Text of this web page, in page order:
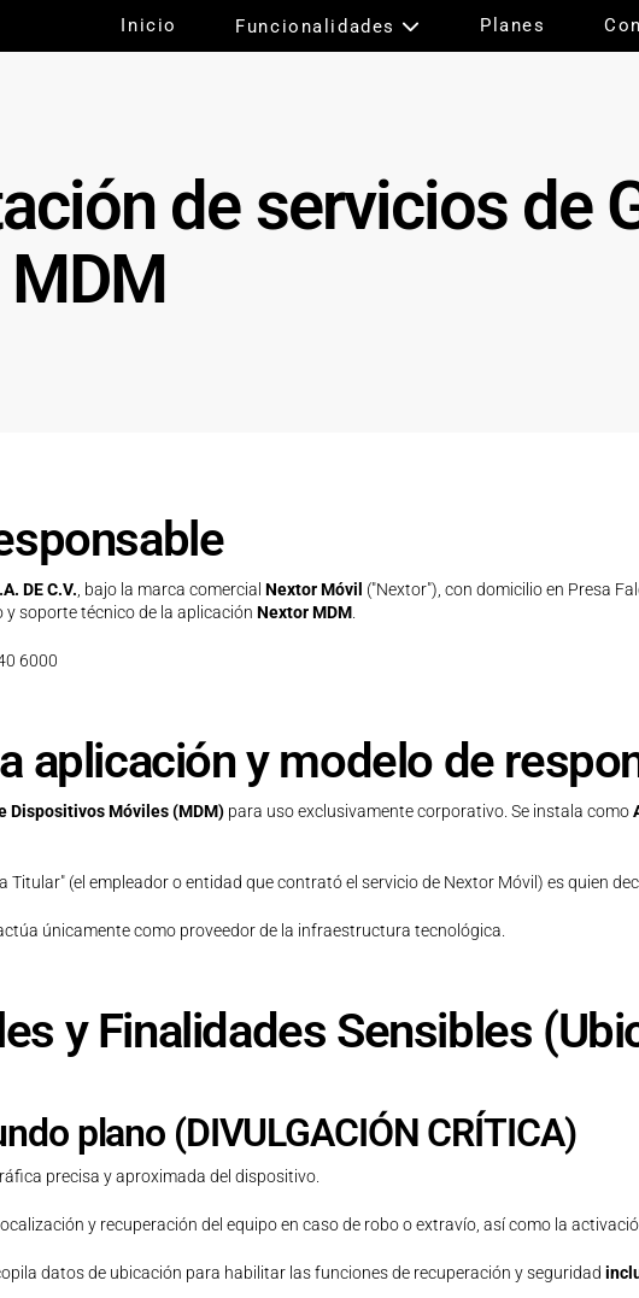
Inicio Funcionalidades Planes
de servicios de
DE C.V. , bajo la marca comercial Nextor Móvil ("Nextor"), con domicilio en Presa
y soporte técnico de la aplicación Nextor MDM.
6000
aplicación y modelo de
Dispositivos Móviles (MDM)para uso exclusivamente corporativo. Se instala como
Titular" (el empleador o entidad que contrató el servicio de Nextor Móvil) es quien
únicamente como proveedor de la infraestructura tecnológica.
y Finalidades Sensibles
plano (DIVULGACIÓN CRÍTICA)
precisa y aproximada del dispositivo.
y recuperación del equipo en caso de robo o extravío, así como la
datos de ubicación para habilitar las funciones de recuperación y seguridad